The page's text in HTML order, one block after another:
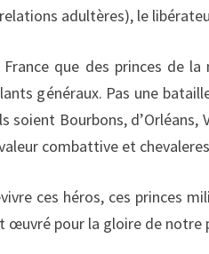
adultères), le
que des princes de
généraux. Pas une
soient Bourbons,
combattive et
ces héros, ces princes
œuvré pour la gloire de notre